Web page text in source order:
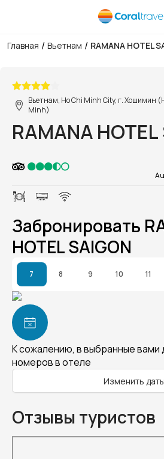
Главная / Вьетнам / RAMANA HOTEL
Вьетнам, Ho Chi Minh City, г. Хошимин
Minh)
RAMANA HOTEL
Забронировать
HOTEL SAIGON
7 8 9 10 11
К сожалению, в выбранные вами
номеров в отеле
Изменить даты
Отзывы туристов